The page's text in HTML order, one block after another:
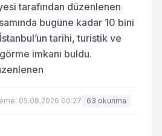
tarafından düzenlenen
bugüne kadar 10 bini
tarihi, turistik ve
imkanı buldu.
05.08.2026 00:27 63 okunma